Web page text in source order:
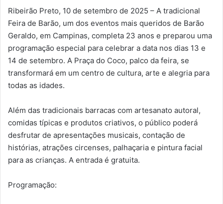
Ribeirão Preto, 10 de setembro de 2025 – A tradicional
Feira de Barão, um dos eventos mais queridos de Barão
Geraldo, em Campinas, completa 23 anos e preparou uma
programação especial para celebrar a data nos dias 13 e
14 de setembro. A Praça do Coco, palco da feira, se
transformará em um centro de cultura, arte e alegria para
todas as idades.
Além das tradicionais barracas com artesanato autoral,
comidas típicas e produtos criativos, o público poderá
desfrutar de apresentações musicais, contação de
histórias, atrações circenses, palhaçaria e pintura facial
para as crianças. A entrada é gratuita.
Programação: